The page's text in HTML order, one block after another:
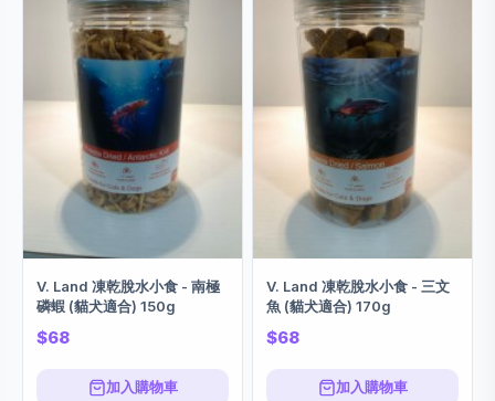
V. Land 凍乾脫水小食 - 南極
磷蝦 (貓犬適合) 150g
$68
加入購物車
V. Land 凍乾脫水小食 - 三文
魚 (貓犬適合) 170g
$68
加入購物車